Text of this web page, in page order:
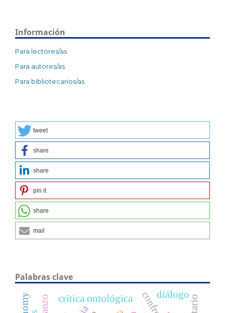
Información
Para lectores/as
Para autores/as
Para bibliotecarios/as
tweet
share
share
pin it
share
mail
Palabras clave
crítica ontológica diálogo